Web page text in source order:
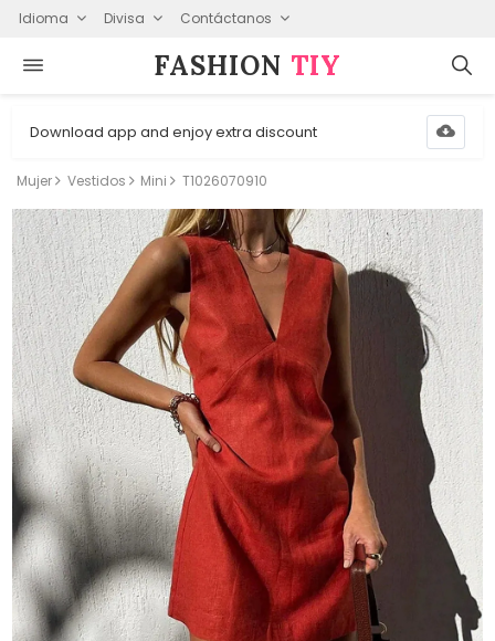
Idioma Divisa Contáctanos
FASHION⁠ TIY
Download app and enjoy extra discount
Mujer Vestidos Mini T1026070910